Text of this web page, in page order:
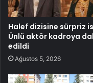
Halef dizisine sürpriz
Ünlü aktör kadroya
edildi
Ağustos 5, 2026